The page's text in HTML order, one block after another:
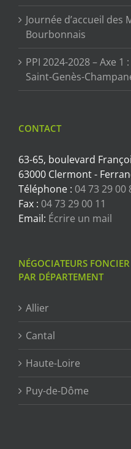
Journée d’accueil des
Bourbonnais
PPI 2024-2028 – Axe
Saint-Genès-
CONTACT
63-65, boulevard
63000 Clermont -
Téléphone : 04 73 29 00
Fax : 04 73 29 00 11
Email: Écrire un mail
NÉGOCIATEURS
PAR DÉPARTEMENT
Allier
Cantal
Haute-Loire
Puy-de-Dôme